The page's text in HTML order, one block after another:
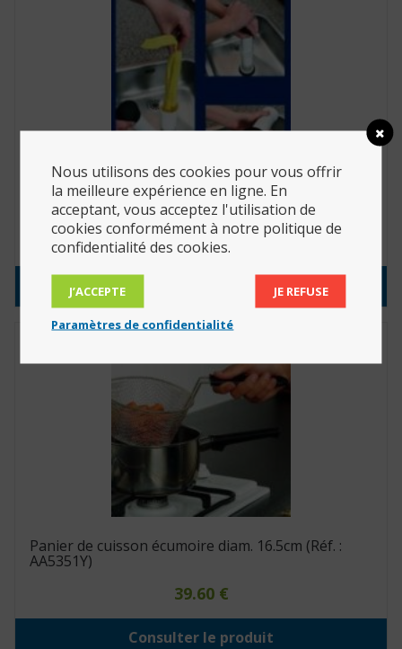
Essore lavette (Réf. : AL52000)
48.40€
Panier de cuisson écumoire diam. 16.5cm (Réf. :
AA5351Y)
39.60 €
Consulter le produit
Nous utilisons des cookies pour vous offrir
la meilleure expérience en ligne. En
acceptant, vous acceptez l'utilisation de
cookies conformément à notre politique de
confidentialité des cookies.
J’ACCEPTE JE REFUSE
Paramètres de confidentialité